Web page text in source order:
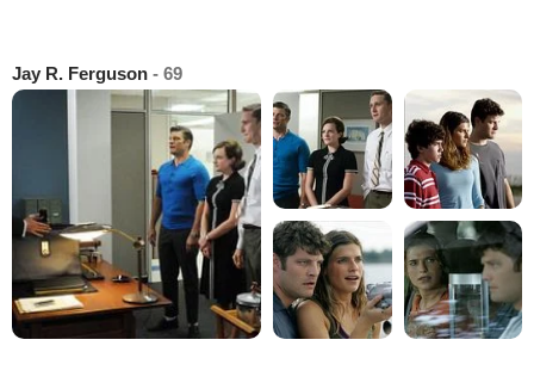
Jay R. Ferguson - 69